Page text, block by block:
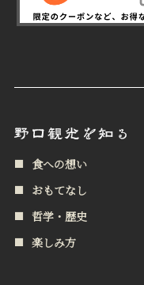
食への想い
おもてなし
哲学・歴史
楽しみ方